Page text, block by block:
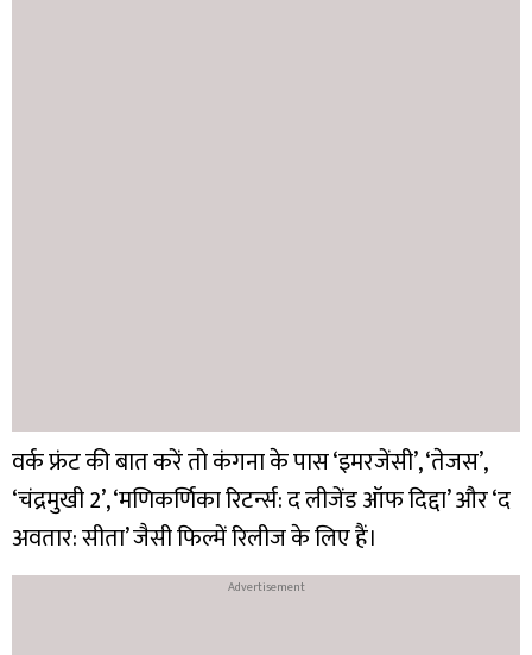
वर्क फ्रंट की बात करें तो कंगना के पास ‘इमरजेंसी’, ‘तेजस’,
‘चंद्रमुखी 2’, ‘मणिकर्णिका रिटर्न्स: द लीजेंड ऑफ दिद्दा’ और ‘द
अवतार: सीता’ जैसी फिल्में रिलीज के लिए हैं।